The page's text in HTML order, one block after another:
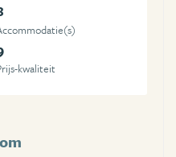
kwaliteit